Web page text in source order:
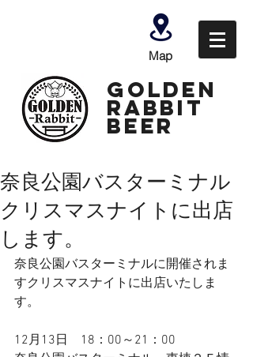
Map
GOLDEN
Rabbit
Beer
奈良公園バスターミナル
クリスマスナイトに出店
します。
奈良公園バスターミナルに開催されま
すクリスマスナイトに出店いたしま
す。
12月13日　18：00～21：00